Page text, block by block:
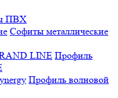
ПВХ
Софиты металлические
Профиль
Профиль волновой